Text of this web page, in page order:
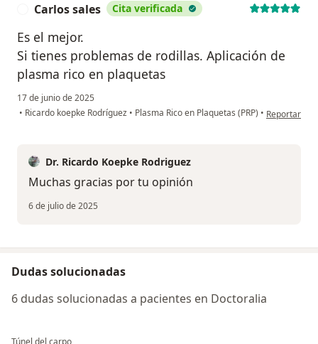
Carlos sales Cita verificada
Es el mejor.
Si tienes problemas de rodillas. Aplicación de
plasma rico en plaquetas
17 de junio de 2025
• Ricardo koepke Rodríguez • Plasma Rico en Plaquetas (PRP) • en opinión
Reportar
Dr. Ricardo Koepke Rodriguez
Muchas gracias por tu opinión
6 de julio de 2025
Dudas solucionadas
6 dudas solucionadas a pacientes en Doctoralia
Túnel del carpo